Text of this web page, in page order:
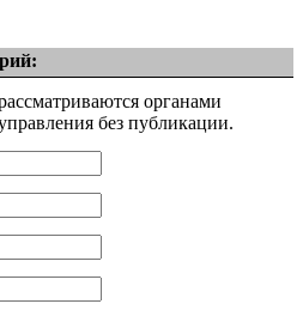
органами
без публикации.